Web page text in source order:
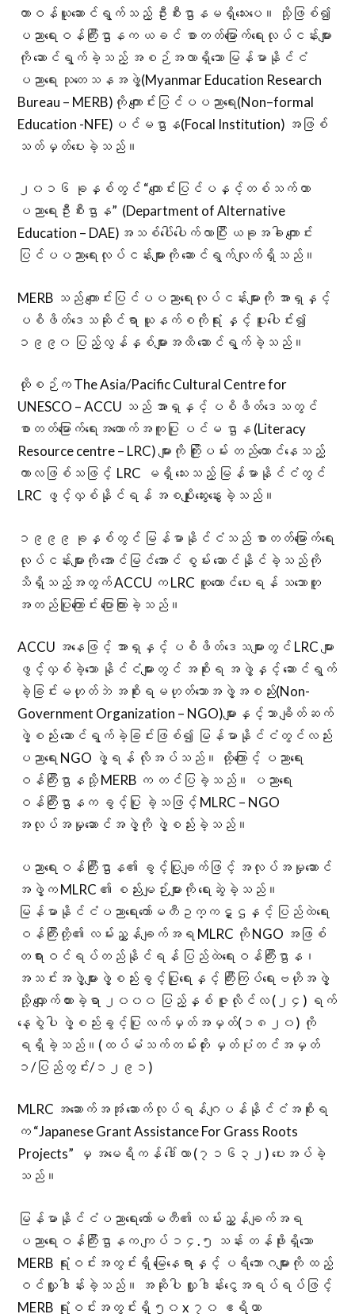
တာဝန်ယူဆောင်ရွက်သည့် ဦးစီးဌာနမရှိသေးပေ။ သို့ဖြစ်၍
ပညာရေးဝန်ကြီးဌာနက ယခင် စာတတ်မြောက်ရေးလုပ်ငန်းများ
ကို ဆောင်ရွက်ခဲ့သည့် အစဉ်အလာရှိသော မြန်မာနိုင်ငံ
ပညာရေး သုတေသနအဖွဲ့(Myanmar Education Research
Bureau – MERB)ကို ကျောင်းပြင်ပပညာရေး(Non–formal
Education -NFE)ပင်မဌာန(Focal Institution) အဖြစ်
သတ်မှတ်ပေးခဲ့သည်။
၂၀၁၆ ခုနှစ်တွင် “ကျောင်းပြင်ပနှင့်တစ်သက်တာ
ပညာရေးဦးစီးဌာန” (Department of Alternative
Education – DAE)အသစ်ပေါ်ပေါက်လာပြီး ယခုအခါ ကျောင်း
ပြင်ပပညာရေးလုပ်ငန်းများကို ဆောင်ရွက်လျက်ရှိသည်။
MERB သည် ကျောင်းပြင်ပပညာရေးလုပ်ငန်းများကို အာရှနှင့်
ပစိဖိတ်ဒေသဆိုင်ရာ ယူနက်စကိုရုံး နှင့် ပူးပေါင်း၍
၁၉၉၀ ပြည့်လွန်နှစ်များအထိ ဆောင်ရွက်ခဲ့သည်။
ထိုစဉ်က The Asia/Pacific Cultural Centre for
UNESCO – ACCU သည် အာရှနှင့် ပစိဖိတ်ဒေသတွင်
စာတတ်မြောက်ရေးအထောက်အကူပြု ပင်မ ဌာန (Literacy
Resource centre – LRC) များကို ကြိုးပမ်း တည်ထောင်နေသည့်
ကာလဖြစ်သဖြင့် LRC မရှိ သေးသည့် မြန်မာနိုင်ငံတွင်
LRC ဖွင့်လှစ်နိုင်ရန် အစပျိုးဆွေးနွေးခဲ့သည်။
၁၉၉၉ ခုနှစ်တွင် မြန်မာနိုင်ငံသည် စာတတ်မြောက်ရေး
လုပ်ငန်းများကို အောင်မြင်အောင် စွမ်း ဆောင်နိုင်ခဲ့သည်ကို
သိရှိသည့်အတွက် ACCU က LRC ထူထောင်ပေးရန် သဘောတူ
အတည်ပြုကြောင်း ပြောကြားခဲ့သည်။
ACCU အနေဖြင့် အာရှနှင့် ပစိဖိတ်ဒေသများတွင် LRC များ
ဖွင့်လှစ်ခဲ့သော နိုင်ငံများတွင် အစိုးရ အဖွဲ့နှင့် ဆောင်ရွက်
ခဲ့ခြင်းမဟုတ်ဘဲ အစိုးရမဟုတ်သောအဖွဲ့အစည်း(Non-
Government Organization – NGO)များနှင့်သာ ချိတ်ဆက်
ဖွဲ့စည်း ဆောင်ရွက်ခဲ့ခြင်းဖြစ်၍ မြန်မာနိုင်ငံတွင်လည်း
ပညာရေး NGO ဖွဲ့ရန် လိုအပ်သည်။ ထို့ကြောင့် ပညာရေး
ဝန်ကြီးဌာနသို့ MERB က တင်ပြခဲ့သည်။ ပညာရေး
ဝန်ကြီးဌာနက ခွင့်ပြု ခဲ့သဖြင့် MLRC – NGO
အလုပ်အမှုဆောင်အဖွဲ့ကို ဖွဲ့စည်းခဲ့သည်။
ပညာရေးဝန်ကြီးဌာန၏ ခွင့်ပြုချက်ဖြင့် အလုပ်အမှုဆောင်
အဖွဲ့က MLRC ၏ စည်းမျဉ်းများကို ရေးဆွဲခဲ့သည်။
မြန်မာနိုင်ငံပညာရေးကော်မတီဥက္ကဋ္ဌနှင့် ပြည်ထဲရေး
ဝန်ကြီးတို့၏ လမ်းညွှန်ချက်အရ MLRC ကို NGO အဖြစ်
တရားဝင်ရပ်တည်နိုင်ရန် ပြည်ထဲရေးဝန်ကြီးဌာန၊
အသင်းအဖွဲ့များဖွဲ့စည်းခွင့်ပြုရေးနှင့် ကြီးကြပ်ရေးဗဟိုအဖွဲ့
သို့ လျှောက်ထားခဲ့ရာ ၂၀၀၀ ပြည့်နှစ် ဇူလိုင်လ (၂၄) ရက်
နေ့စွဲပါ ဖွဲ့စည်းခွင့်ပြု လက်မှတ်အမှတ်(၁၈၂၀) ကို
ရရှိခဲ့သည်။(ထပ်မံသက်တမ်းတိုး မှတ်ပုံတင်အမှတ်
၁/ပြည်တွင်း/၁၂၉၁)
MLRC အဆောက်အအုံ ဆောက်လုပ်ရန်ဂျပန်နိုင်ငံအစိုးရ
က “Japanese Grant Assistance For Grass Roots
Projects” မှ အမေရိကန် ဒေါ်လာ (၇၁၆၃၂) ပေးအပ်ခဲ့
သည်။
မြန်မာနိုင်ငံပညာရေးကော်မတီ၏ လမ်းညွှန်ချက်အရ
ပညာရေးဝန်ကြီးဌာနက ကျပ် ၁၄.၅ သန်း တန်ဖိုးရှိသော
MERB ရုံးဝင်းအတွင်းရှိ မြေနေရာနှင့် ပရိဘောဂများကို ထည့်
ဝင်လှူဒါန်းခဲ့သည်။ အဆိုပါ လှူဒါန်းငွေအရပ်ရပ်ဖြင့်
MERB ရုံးဝင်းအတွင်းရှိ ၅၀ x ၇၀ ဧရိယာ